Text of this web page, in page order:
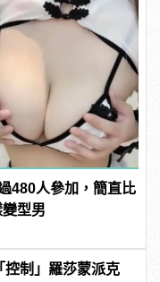
480人參加，簡直比
型男
控制」羅莎蒙派克